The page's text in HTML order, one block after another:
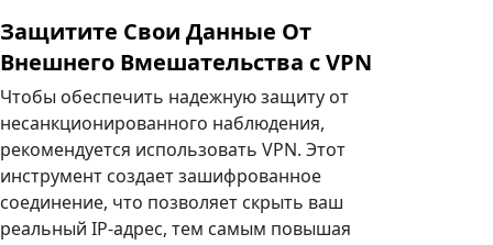
Защитите Свои Данные От
Внешнего Вмешательства c VPN
Чтобы обеспечить надежную защиту от
несанкционированного наблюдения,
рекомендуется использовать VPN. Этот
инструмент создает зашифрованное
соединение, что позволяет скрыть ваш
реальный IP-адрес, тем самым повышая